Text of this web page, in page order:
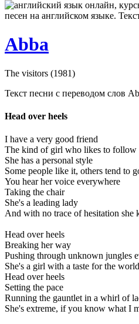
Abba
The visitors (1981)
Текст песни с переводом слов
Head over heels
I have a very good friend
The kind of girl who likes to follow
She has a personal style
Some people like it, others tend to
You hear her voice everywhere
Taking the chair
She's a leading lady
And with no trace of hesitation she
Head over heels
Breaking her way
Pushing through unknown jungles
She's a girl with a taste for the world
Head over heels
Setting the pace
Running the gauntlet in a whirl of
She's extreme, if you know what I